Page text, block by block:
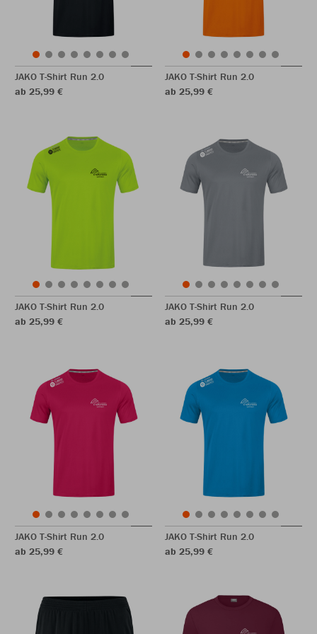
JAKO T-Shirt Run 2.0
ab 25,99 €
JAKO T-Shirt Run 2.0
ab 25,99 €
JAKO T-Shirt Run 2.0
ab 25,99 €
JAKO T-Shirt Run 2.0
ab 25,99 €
JAKO T-Shirt Run 2.0
ab 25,99 €
JAKO T-Shirt Run 2.0
ab 25,99 €